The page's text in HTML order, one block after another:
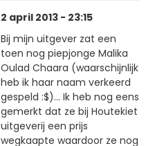
2 april 2013 - 23:15
Bij mijn uitgever zat een
toen nog piepjonge Malika
Oulad Chaara (waarschijnlijk
heb ik haar naam verkeerd
gespeld :$)... Ik heb nog eens
gemerkt dat ze bij Houtekiet
uitgeverij een prijs
wegkaapte waardoor ze nog